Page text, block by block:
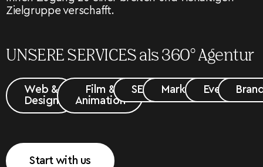
Zielgruppe verschafft.
UNSERE SERVICES als 360° Agentur
Web &
Design
Film &
Animation
SEO MarketingEvent
Start with us